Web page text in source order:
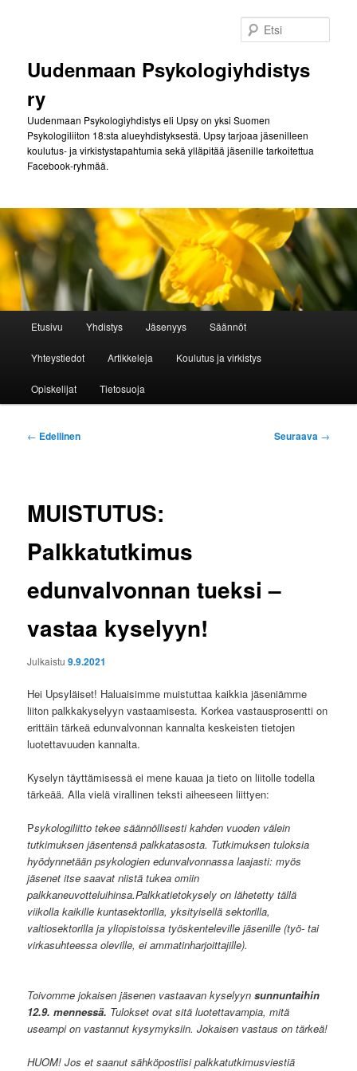
Uudenmaan Psykologiyhdistys
ry
Uudenmaan Psykologiyhdistys eli Upsy on yksi Suomen
Psykologiliiton 18:sta alueyhdistyksestä. Upsy tarjoaa jäsenilleen
koulutus- ja virkistystapahtumia sekä ylläpitää jäsenille tarkoitettua
Facebook-ryhmää.
Etusivu Yhdistys Jäsenyys Säännöt
Yhteystiedot Artikkeleja Koulutus ja virkistys
Opiskelijat Tietosuoja
Artikkelien
← Edellinen Seuraava →
MUISTUTUS:
Palkkatutkimus
edunvalvonnan tueksi –
vastaa kyselyyn!
Julkaistu9.9.2021
Hei Upsyläiset! Haluaisimme muistuttaa kaikkia jäseniämme
liiton palkkakyselyyn vastaamisesta. Korkea vastausprosentti on
erittäin tärkeä edunvalvonnan kannalta keskeisten tietojen
luotettavuuden kannalta.
Kyselyn täyttämisessä ei mene kauaa ja tieto on liitolle todella
tärkeää. Alla vielä virallinen teksti aiheeseen liittyen:
Psykologiliitto tekee säännöllisesti kahden vuoden välein
tutkimuksen jäsentensä palkkatasosta. Tutkimuksen tuloksia
hyödynnetään psykologien edunvalvonnassa laajasti: myös
jäsenet itse saavat niistä tukea omiin
palkkaneuvotteluihinsa.Palkkatietokysely on lähetetty tällä
viikolla kaikille kuntasektorilla, yksityisellä sektorilla,
valtiosektorilla ja yliopistoissa työskenteleville jäsenille (työ- tai
virkasuhteessa oleville, ei ammatinharjoittajille).
Toivomme jokaisen jäsenen vastaavan kyselyynsunnuntaihin
12.9. mennessä. Tulokset ovat sitä luotettavampia, mitä
useampi on vastannut kysymyksiin. Jokaisen vastaus on tärkeä!
HUOM! Jos et saanut sähköpostiisi palkkatutkimusviestiä